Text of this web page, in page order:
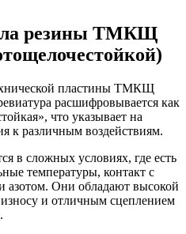
резины ТМКЩ
пластины ТМКЩ
расшифровывается как
что указывает на
к различным воздействиям.
в сложных условиях, где есть
температуры, контакт с
азотом. Они обладают высокой
и отличным сцеплением